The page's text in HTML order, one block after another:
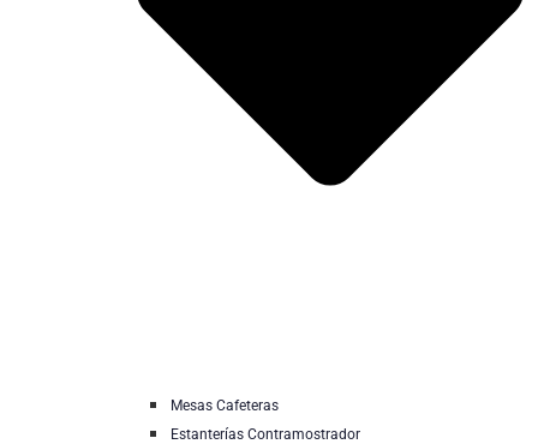
Mesas Cafeteras
Estanterías Contramostrador